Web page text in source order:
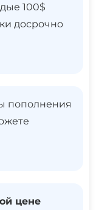
100$
досрочно
пополнения
цене